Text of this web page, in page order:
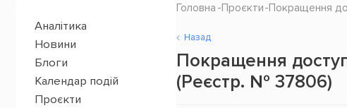
Аналітика
Новини
Блоги
Календар подій
Проєкти
Головна Проєкти Покращення
Назад
Покращення
(Реєстр. № 37806)